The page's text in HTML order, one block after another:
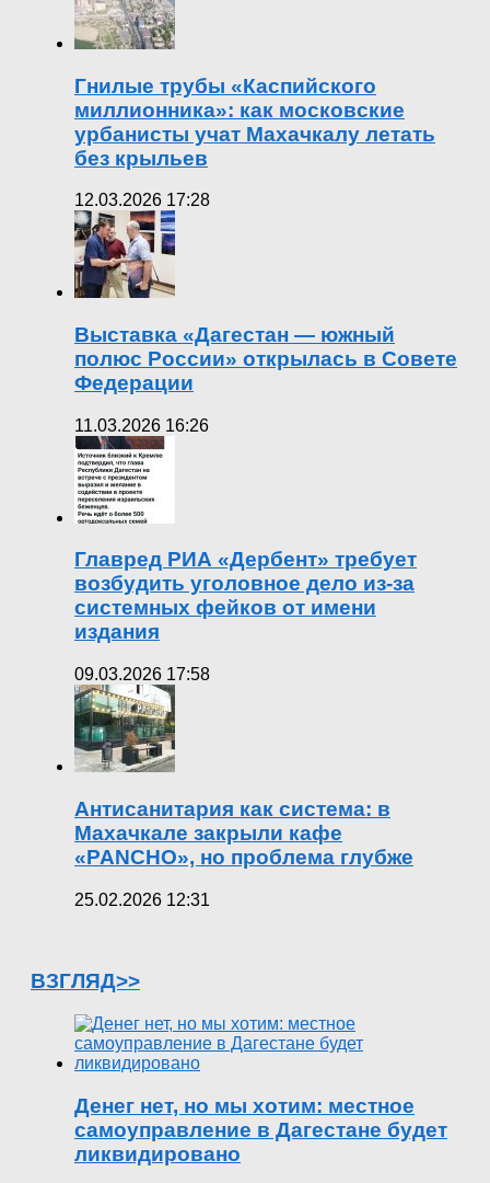
Гнилые трубы «Каспийского
миллионника»: как московские
урбанисты учат Махачкалу летать
без крыльев
12.03.2026 17:28
Выставка «Дагестан — южный
полюс России» открылась в Совете
Федерации
11.03.2026 16:26
Главред РИА «Дербент» требует
возбудить уголовное дело из-за
системных фейков от имени
издания
09.03.2026 17:58
Антисанитария как система: в
Махачкале закрыли кафе
«PANCHO», но проблема глубже
25.02.2026 12:31
ВЗГЛЯД>>
Денег нет, но мы хотим: местное
самоуправление в Дагестане будет
ликвидировано